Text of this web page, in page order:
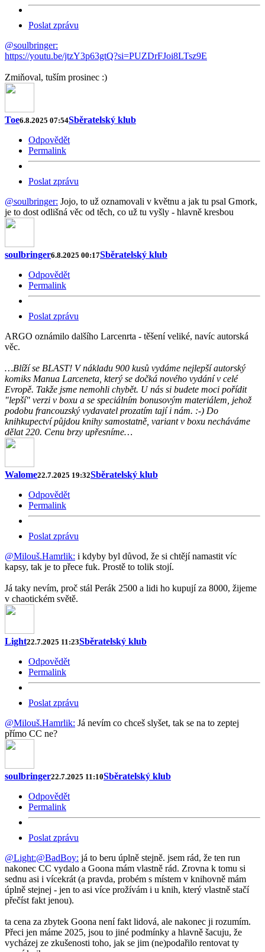
Poslat zprávu
@soulbringer:
https://youtu.be/jtzY3p63gtQ?si=PUZDrFJoi8LTsz9E
Zmiňoval, tuším prosinec :)
Toe6.8.2025 07:54Sběratelský klub
Odpovědět
Permalink
Poslat zprávu
@soulbringer: Jojo, to už oznamovali v květnu a jak tu psal Gmork,
je to dost odlišná věc od těch, co už tu vyšly - hlavně kresbou
soulbringer6.8.2025 00:17Sběratelský klub
Odpovědět
Permalink
Poslat zprávu
ARGO oznámilo dalšího Larcenrta - těšení veliké, navíc autorská
věc.
…Blíží se BLAST! V nákladu 900 kusů vydáme nejlepší autorský
komiks Manua Larceneta, který se dočká nového vydání v celé
Evropě. Takže jsme nemohli chybět. U nás si budete moci pořídit
"lepší" verzi v boxu a se speciálním bonusovým materiálem, jehož
podobu francouzský vydavatel prozatím tají i nám. :-) Do
knihkupectví půjdou knihy samostatně, variant v boxu necháváme
dělat 220. Cenu brzy upřesníme…
Walome22.7.2025 19:32Sběratelský klub
Odpovědět
Permalink
Poslat zprávu
@Milouš.Hamrlik: i kdyby byl důvod, že si chtějí namastit víc
kapsy, tak je to přece fuk. Prostě to tolik stojí.
Já taky nevím, proč stál Perák 2500 a lidi ho kupují za 8000, žijeme
v chaotickém světě.
Light22.7.2025 11:23Sběratelský klub
Odpovědět
Permalink
Poslat zprávu
@Milouš.Hamrlik: Já nevím co chceš slyšet, tak se na to zeptej
přímo CC ne?
soulbringer22.7.2025 11:10Sběratelský klub
Odpovědět
Permalink
Poslat zprávu
@Light:@BadBoy: já to beru úplně stejně. jsem rád, že ten run
nakonec CC vydalo a Goona mám vlastně rád. Zrovna k tomu si
sednu asi i vícekrát (a pravda, probém s místem v knihovně mám
úplně stejnej - jen to asi více prožívám i u knih, který vlastně stačí
přečíst fakt jenou).
ta cena za zbytek Goona není fakt lidová, ale nakonec ji rozumím.
Přeci jen máme 2025, jsou to jiné podmínky a hlavně šacuju, že
vycházej ze zkušenosti toho, jak se jim (ne)podařilo rentovat ty